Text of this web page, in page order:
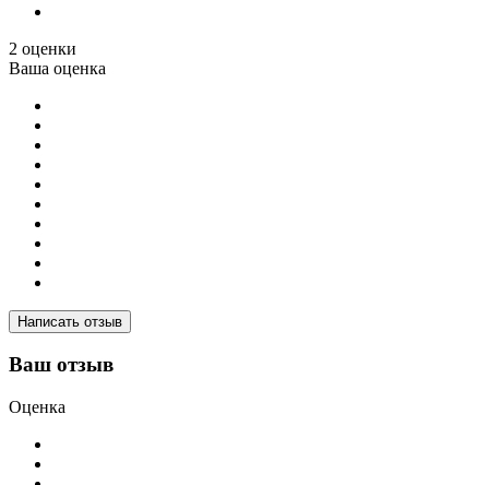
2 оценки
Ваша оценка
Написать отзыв
Ваш отзыв
Оценка